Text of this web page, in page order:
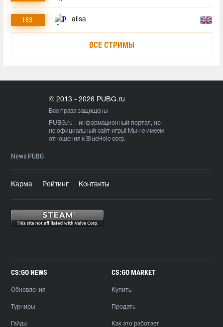
183 alisa
ВСЕ СТРИМЫ
© 2013 - 2026 PUBG.ru
Все права защищены
PUBG.ru – информационный портал, но
не официальный сайт игры! Мы не имеем
отношения к BlueHole corp.
News PUBG
Карма Рейтинг Контакты
CS:GO NEWS
Обновления
Турниры
Гайды
CS:GO MARKET
Купить
Продать
Как это работает